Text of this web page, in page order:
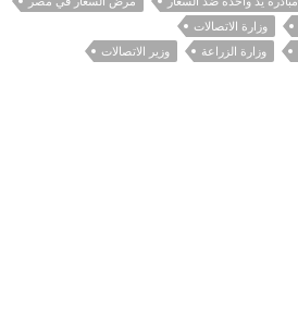
وزارة الاتصالات
وزارة الزراعة وزير الاتصالات